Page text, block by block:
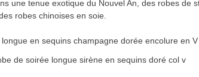
une tenue exotique du Nouvel An, des robes de
robes chinoises en soie.
de soirée longue sirène en sequins doré col v